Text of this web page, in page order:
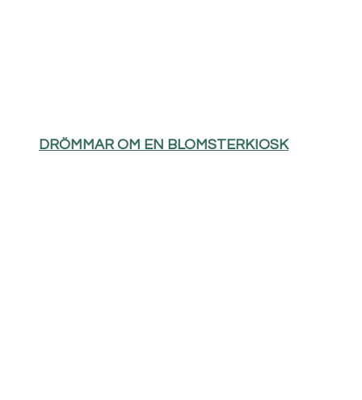
DRÖMMAR OM EN BLOMSTERKIOSK